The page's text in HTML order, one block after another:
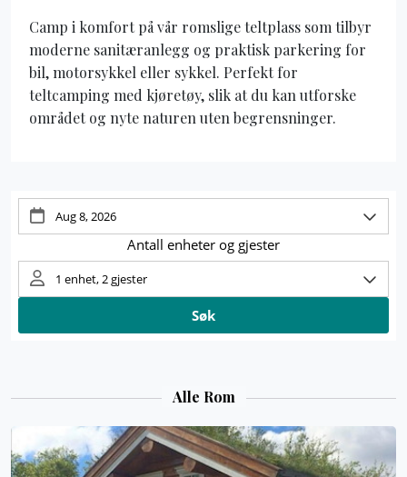
Camp i komfort på vår romslige teltplass som tilbyr
moderne sanitæranlegg og praktisk parkering for
bil, motorsykkel eller sykkel. Perfekt for
teltcamping med kjøretøy, slik at du kan utforske
området og nyte naturen uten begrensninger.
Alle Rom